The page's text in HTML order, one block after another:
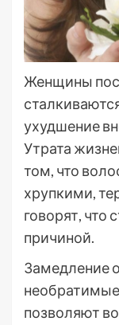
Женщины
ухудшение
Утрата
том, что
хрупкими,
говорят, что
причиной.
Замедление
позволяют